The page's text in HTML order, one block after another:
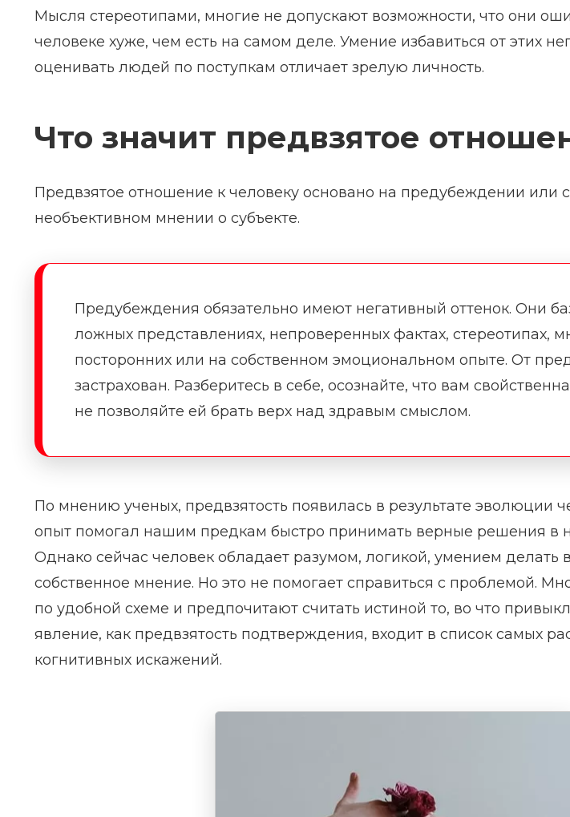
Мысля стереотипами, многие не допускают возможности, что они
человеке хуже, чем есть на самом деле. Умение избавиться от этих
оценивать людей по поступкам отличает зрелую личность.
Что значит предвзятое
Предвзятое отношение к человеку основано на предубеждении или
необъективном мнении о субъекте.
Предубеждения обязательно имеют негативный оттенок. Они
ложных представлениях, непроверенных фактах, стереотипах,
посторонних или на собственном эмоциональном опыте. От
застрахован. Разберитесь в себе, осознайте, что вам
не позволяйте ей брать верх над здравым смыслом.
По мнению ученых, предвзятость появилась в результате эволюции
опыт помогал нашим предкам быстро принимать верные решения в
Однако сейчас человек обладает разумом, логикой, умением
собственное мнение. Но это не помогает справиться с проблемой.
по удобной схеме и предпочитают считать истиной то, во что
явление, как предвзятость подтверждения, входит в список самых
когнитивных искажений.